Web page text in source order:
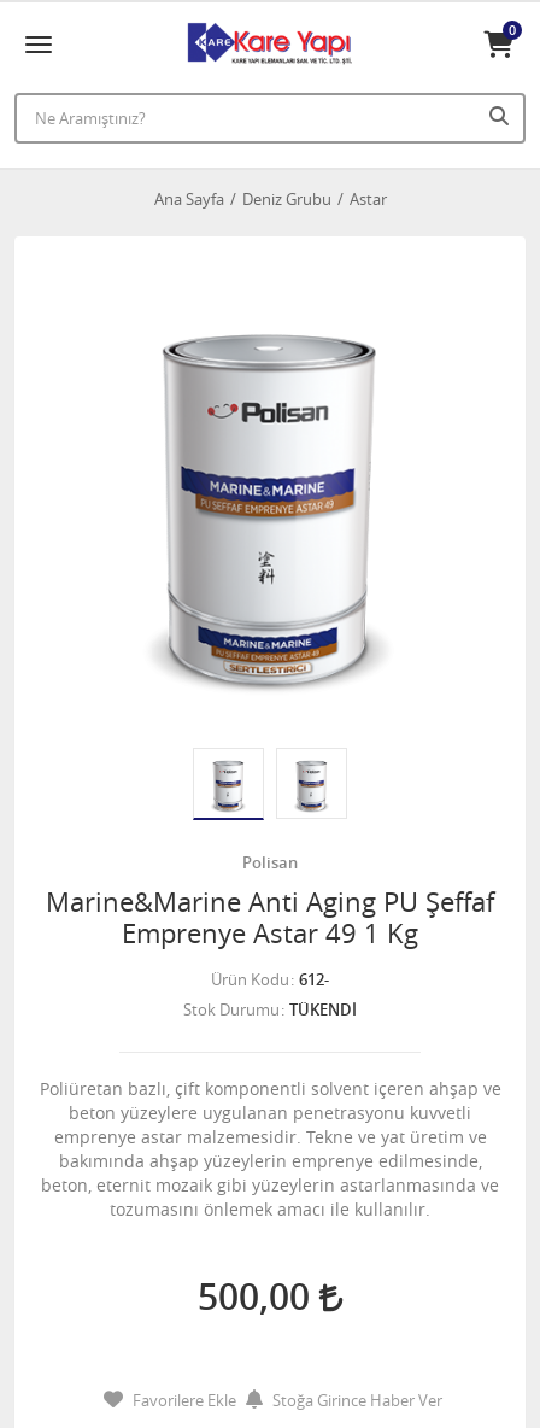
0
Ana Sayfa Deniz Grubu Astar
Polisan
Marine&Marine Anti Aging PU Şeffaf
Emprenye Astar 49 1 Kg
Ürün Kodu 612-
Stok Durumu TÜKENDİ
Poliüretan bazlı, çift komponentli solvent içeren ahşap ve
beton yüzeylere uygulanan penetrasyonu kuvvetli
emprenye astar malzemesidir. Tekne ve yat üretim ve
bakımında ahşap yüzeylerin emprenye edilmesinde,
beton, eternit mozaik gibi yüzeylerin astarlanmasında ve
tozumasını önlemek amacı ile kullanılır.
500,00
Favorilere Ekle Stoğa Girince Haber Ver